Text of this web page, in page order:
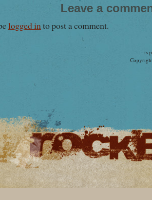
Leave a
logged into post a comment.
is